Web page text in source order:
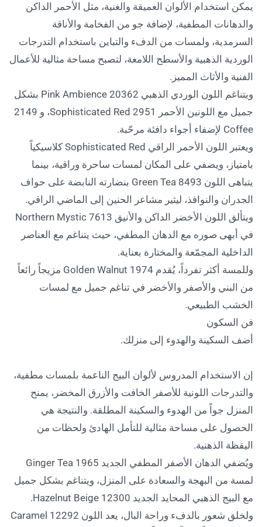
يمكن استخدام الألوان العميقة والغنية، مثل الأحمر الداكن
والدهانات المطفية، لإضافة جو من الفخامة والأناقة
السرمدية، ولمسات من الدفء والتباين باستخدام التدرجات
الوردية الذهبية والأسطح اللامعة، لتصبح مساحة مثالية للأعمال
الفنية والأثاث المميز.
ويتناغم اللون الوردي الذهبي 20362 Pink Ambience بشكل
جميل مع اللونين الأحمر 2951 Sophisticated Red، و 2149
Coffee لإضفاء أجواء دافئة مرحّبة.
ويعتبر اللون الأحمر الراقي Sophisticated Red كلاسيكياً
بامتياز، ويضفي على المكان لمسات ساحرة وراقية، بينما
يتباهى اللون 8493 Green Tea بنضارته النابضة على حواف
الجدران والنوافذ، ليثير مشاعر الحنين إلى الماضي الراقي.
ويتألق اللون الأخضر الداكن والأنيق 7613 Northern Mystic
في أبهى صوره مع الدهان المطفي، حيث يتناغم مع العناصر
الداخلية المجمّعة والمختارة بعناية.
وللمسة أكثر تفرداً، يُقدم 1974 Golden Walnut مزيجاً رائعاً
من البني والأصفر والأخضر في تناغم جميل مع لمسات
الخشب الطبيعي.
فن السكون
أضف السكينة والهدوء إلى منزلك.
إن الاستخدام المدروس لألوان البيج الناعمة بلمسات مطفية،
والتدرجات اللونية للأصفر الخافت والأزرق المخضر، يمنح
المنزل جواً من الهدوء والسكينة المطلقة. والنتيجة هي
الحصول على مساحة مثالية للتأمل الهادئ ولحظات من
اليقظة الذهنية.
ويُضفي الدهان الأصفر المطفي الجديد 1965 Ginger Tea
لمسة من البهجة والسعادة على المنزل، ويتناغم بشكل جميل
مع البيج الذهبي المحايد الجديد 12300 Hazelnut Beige.
ولخلق شعور بالدفء وراحة البال، يعد اللون 12292 Caramel